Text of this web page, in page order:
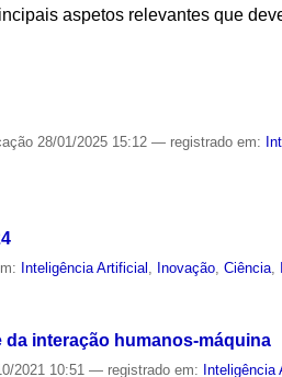
aspetos relevantes que
28/01/2025 15:12— registrado em:
Inteligência Artificial , Inovação,Ciência,
da interação humanos-máquina
2021 10:51— registrado em: Inteligência